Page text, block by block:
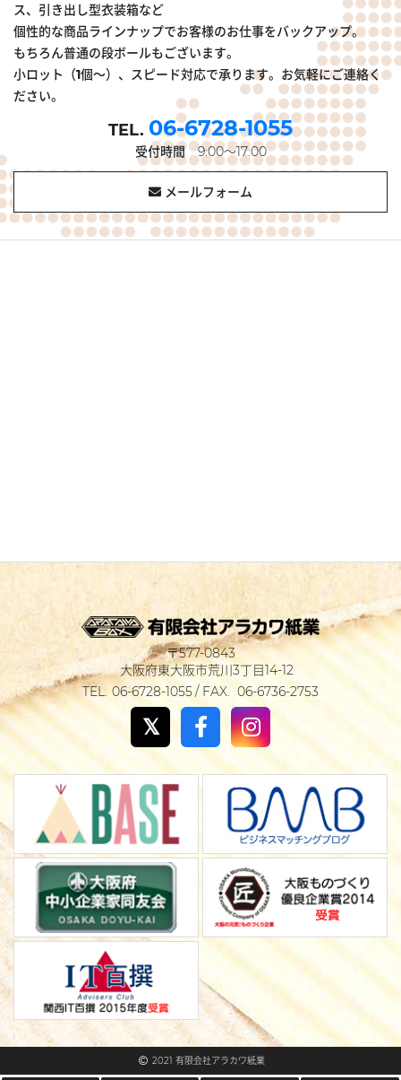
ス、引き出し型衣装箱など
個性的な商品ラインナップでお客様のお仕事をバックアップ。
もちろん普通の段ボールもございます。
小ロット（1個～）、スピード対応で承ります。お気軽にご連絡く
ださい。
06-6728-1055
受付時間9:00～17:00
メールフォーム
577-0843
大阪府東大阪市荒川3丁目14-12
06-6728-1055
06-6736-2753
2021 有限会社アラカワ紙業